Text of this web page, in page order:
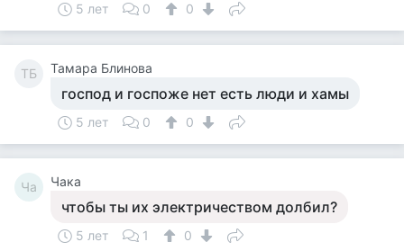
5 лет 0 0
ТБ Тамара Блинова
господ и госпоже нет есть люди и хамы
5 лет 0 0
Ча Чака
чтобы ты их электричеством долбил?
5 лет 1 0